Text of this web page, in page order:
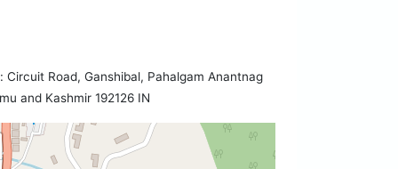
Circuit Road, Ganshibal, Pahalgam Anantnag
and Kashmir 192126 IN